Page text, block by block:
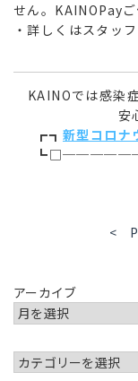
せん。KAINOPay
・詳しくはスタッ
KAINOでは感染
安
┏┓ 新型コロナ
<
アーカイブ